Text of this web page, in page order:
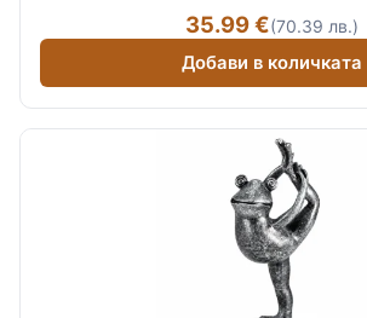
35.99 €(70.39 лв.)
Добави в количката